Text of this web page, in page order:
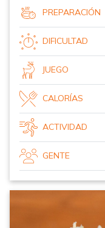
PREPARACIÓN
DIFICULTAD
JUEGO
CALORÍAS
ACTIVIDAD
GENTE